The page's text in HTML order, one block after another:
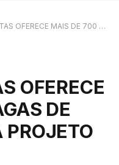
DE 700 VAGAS DE EMPREGO PARA PROJETO HARVEST
OFERECE
DE
PROJETO